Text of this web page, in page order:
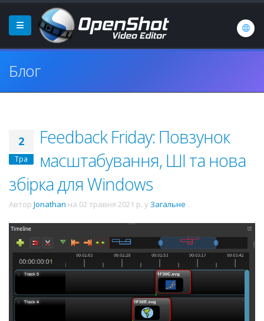
Блог
2
Тра
Feedback Friday: Повзунок
масштабування, ШІ та нова
збірка для Windows
Автор Jonathan на 02 травня 2021 р. у Загальне .